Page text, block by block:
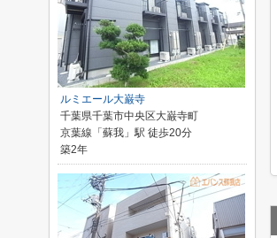
ルミエール大巌寺
千葉県千葉市中央区大巌寺町
京葉線「蘇我」駅 徒歩20分
築2年